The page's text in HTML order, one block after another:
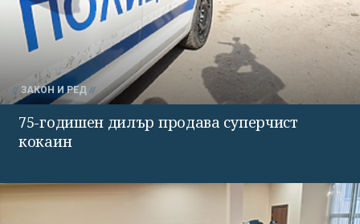
ЗАКОН И РЕД
75-годишен дилър продава суперчист
кокаин